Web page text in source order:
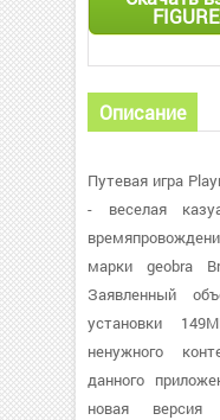
Описание
Путевая игра
- веселая
марки geobra
Заявленный
установки
ненужного
данного
новая версия